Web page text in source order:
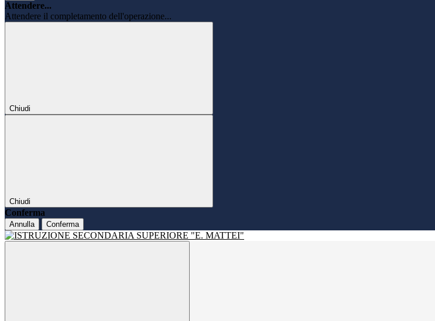
Attendere...
Attendere il completamento dell'operazione...
Chiudi
Chiudi
Conferma
Annulla Conferma